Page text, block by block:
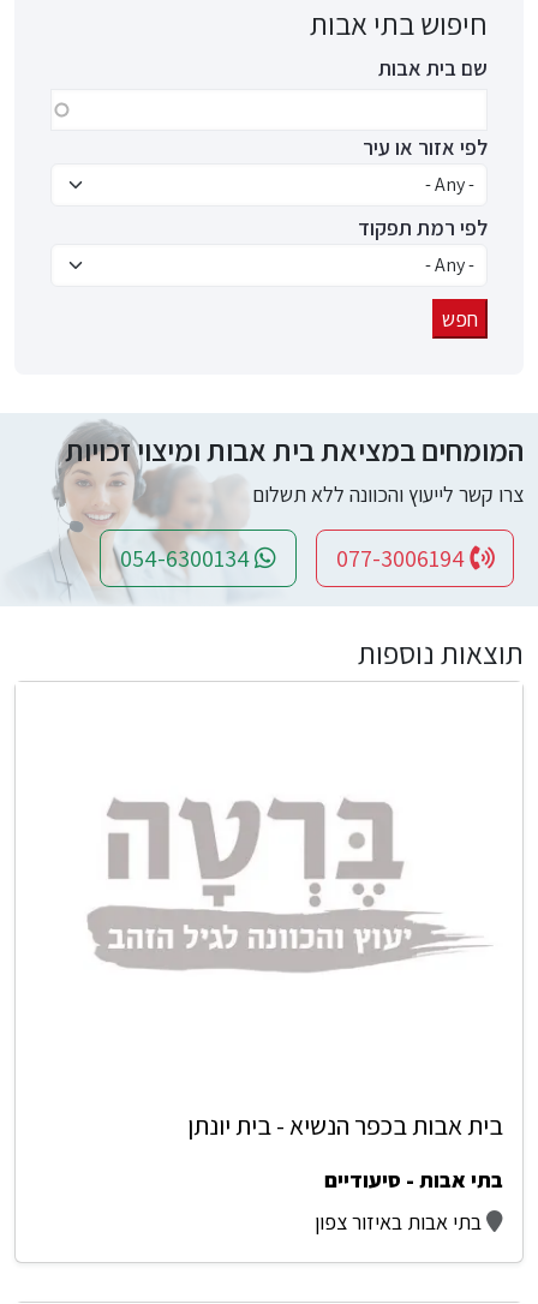
חיפוש בתי אבות
שם בית אבות
לפי אזור או עיר
לפי רמת תפקוד
המומחים במציאת בית אבות ומיצוי זכויות
צרו קשר לייעוץ והכוונה ללא תשלום
תוצאות נוספות
בית אבות בכפר הנשיא - בית יונתן
בתי אבות - סיעודיים
בתי אבות באיזור צפון